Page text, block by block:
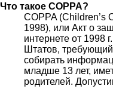
Что такое COPPA?
COPPA (Children’s
1998), или Акт о
интернете от 1998
Штатов, требующий
собирать
младше 13 лет,
родителей.